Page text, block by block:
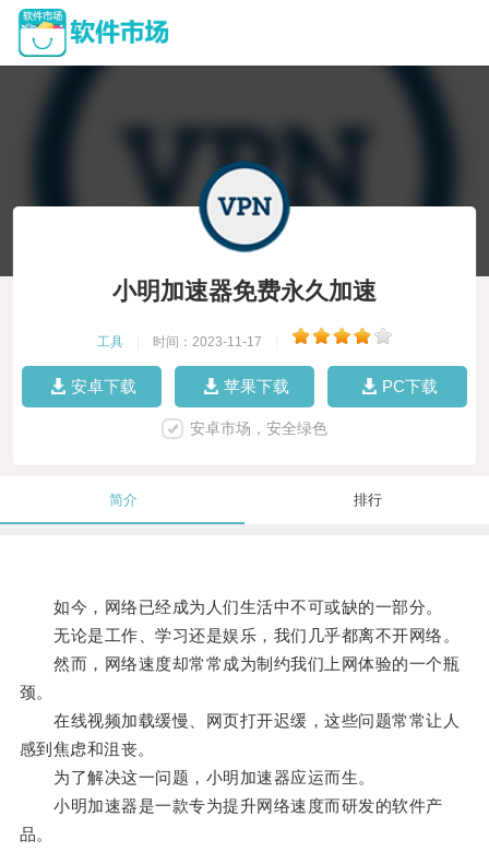
小明加速器免费永久加速
工具 时间：2023-11-17
安卓下载 苹果下载 PC下载
安卓市场，安全绿色
简介 排行
如今，网络已经成为人们生活中不可或缺的一部分。
无论是工作、学习还是娱乐，我们几乎都离不开网络。
然而，网络速度却常常成为制约我们上网体验的一个瓶
颈。
在线视频加载缓慢、网页打开迟缓，这些问题常常让人
感到焦虑和沮丧。
为了解决这一问题，小明加速器应运而生。
小明加速器是一款专为提升网络速度而研发的软件产
品。